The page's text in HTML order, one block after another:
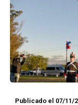
Publicado el 07/11/